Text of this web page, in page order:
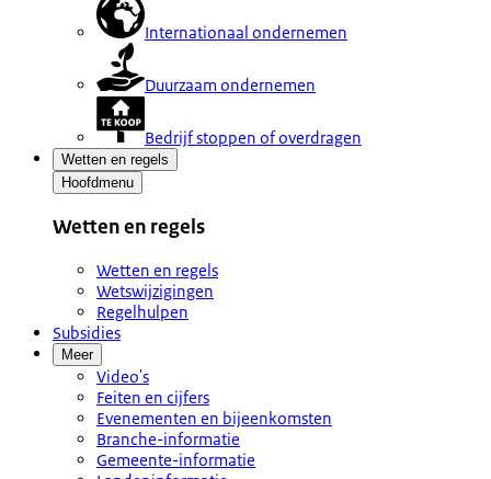
Internationaal ondernemen
Duurzaam ondernemen
Bedrijf stoppen of overdragen
Wetten en regels
Hoofdmenu
Wetten en regels
Wetten en regels
Wetswijzigingen
Regelhulpen
Subsidies
Meer
Video's
Feiten en cijfers
Evenementen en bijeenkomsten
Branche-informatie
Gemeente-informatie